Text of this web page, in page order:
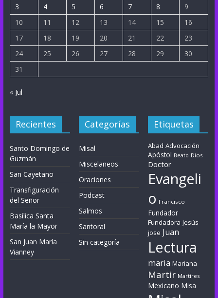
3
4 5 6 7 8
9
10
11 12 13 14 15
16
17
18 19 20 21 22
23
24
25 26 27 28 29
30
31
« Jul
Recientes
Santo Domingo de
Guzmán
San Cayetano
Transfiguración
del Señor
Basílica Santa
María la Mayor
San Juan María
Vianney
Categorías
Misal
Miscelaneos
Oraciones
Podcast
Salmos
Santoral
Sin categoría
Etiquetas
Abad Advocación
Apóstol Beato Dios
Doctor
Evangeli
o Francisco
Fundador
Fundadora Jesús
jose Juan
Lectura
maria Mariana
Martir Martires
Mexicano Misa